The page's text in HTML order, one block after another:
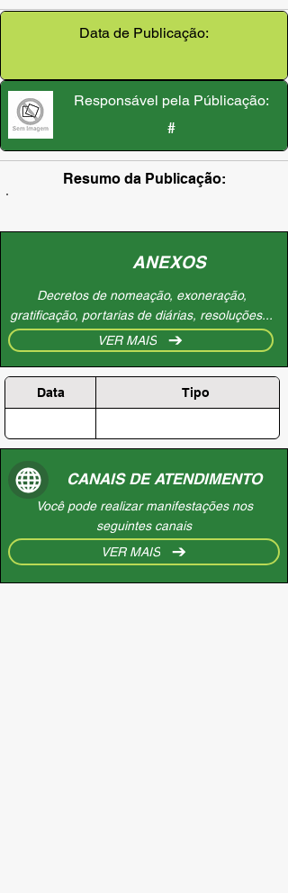
Data de Publicação:
Responsável pela Públicação:
#
Resumo da Publicação:
ANEXOS
Decretos de nomeação, exoneração,
gratificação, portarias de diárias, resoluções...
VER MAIS
Data Tipo
CANAIS DE ATENDIMENTO
Você pode realizar manifestações nos
seguintes canais
VER MAIS